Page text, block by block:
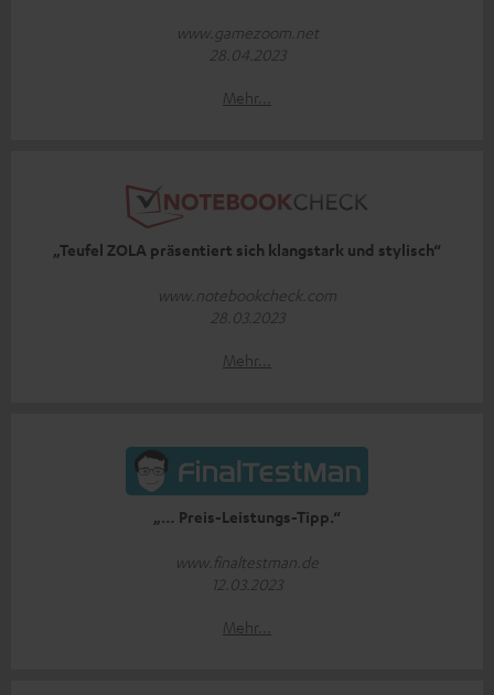
www.gamezoom.net
28.04.2023
Mehr...
„Teufel ZOLA präsentiert sich klangstark und stylisch“
www.notebookcheck.com
28.03.2023
Mehr...
„… Preis-Leistungs-Tipp.“
www.finaltestman.de
12.03.2023
Mehr...